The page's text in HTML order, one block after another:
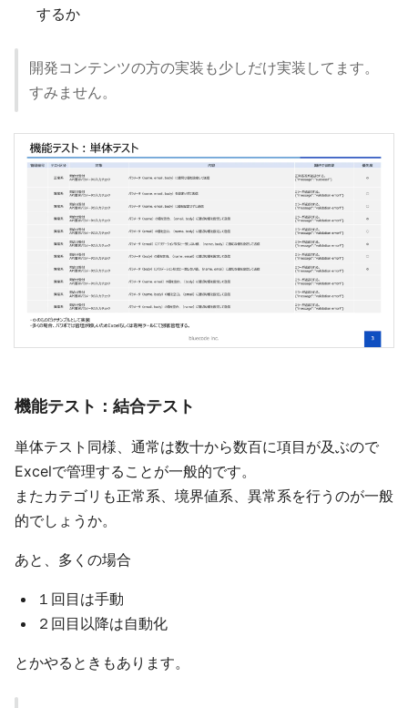
するか
開発コンテンツの方の実装も少しだけ実装してます。
すみません。
機能テスト：結合テスト
単体テスト同様、通常は数十から数百に項目が及ぶので
Excelで管理することが一般的です。
またカテゴリも正常系、境界値系、異常系を行うのが一般
的でしょうか。
あと、多くの場合
１回目は手動
２回目以降は自動化
とかやるときもあります。